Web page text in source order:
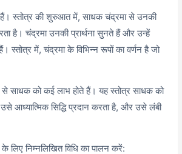
स्तोत्र की शुरुआत में, साधक चंद्रमा से उनकी
है। चंद्रमा उनकी प्रार्थना सुनते हैं और उन्हें
स्तोत्र में, चंद्रमा के विभिन्न रूपों का वर्णन है जो
साधक को कई लाभ होते हैं। यह स्तोत्र साधक को
उसे आध्यात्मिक सिद्धि प्रदान करता है, और उसे लंबी
निम्नलिखित विधि का पालन करें: